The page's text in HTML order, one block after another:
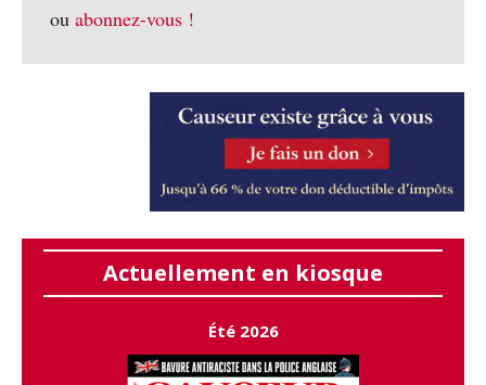
ou abonnez-vous !
Actuellement en kiosque
Été 2026